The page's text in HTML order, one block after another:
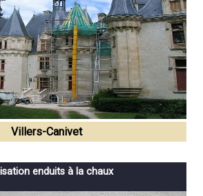
Villers-Canivet
enduits à la chaux